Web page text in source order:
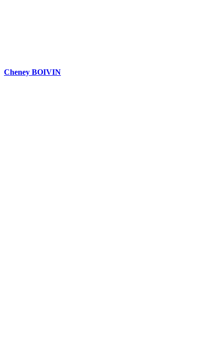
Cheney BOIVIN